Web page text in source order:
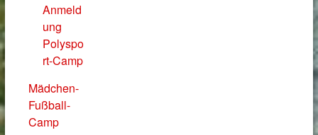
Anmeld
ung
Polyspo
rt-Camp
Mädchen-
Fußball-
Camp